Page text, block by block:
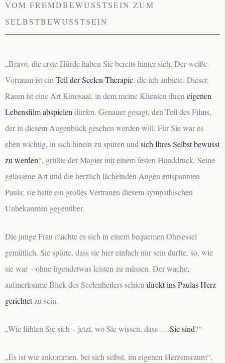
VOM FREMDBEWUSSTSEIN ZUM
SELBSTBEWUSSTSEIN
„Bravo, die erste Hürde haben Sie bereits hinter sich. Der weiße
Vorraum ist ein Teil der Seelen-Therapie, die ich anbiete. Dieser
Raum ist eine Art Kinosaal, in dem meine Klienten ihren eigenen
Lebensfilm abspielen dürfen. Genauer gesagt, den Teil des Films,
der in diesem Augenblick gesehen werden will. Für Sie war es
eben wichtig, in sich hinein zu spüren und sich Ihres Selbst bewusst
zu werden“, grüßte der Magier mit einem festen Handdruck. Seine
gelassene Art und die herzlich lächelnden Augen entspannten
Paula; sie hatte ein großes Vertrauen diesem sympathischen
Unbekannten gegenüber.
Die junge Frau machte es sich in einem bequemen Ohrsessel
gemütlich. Sie spürte, dass sie hier einfach nur sein durfte, so, wie
siewar – ohne irgendetwas leisten zu müssen. Der wache,
aufmerksame Blick des Seelenheilers schien direkt ins Paulas Herz
gerichtetzu sein.
„Wie fühlen Sie sich – jetzt, woSie wissen, dass … Sie sind?“
„Es ist wie ankommen, bei sich selbst, im eigenen Herzensraum“,